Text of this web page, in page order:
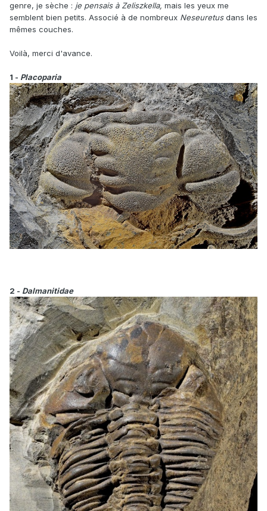
genre, je sèche : je pensais à Zeliszkella, mais les yeux me
semblent bien petits. Associé à de nombreux Neseuretusdans les
mêmes couches.
Voilà, merci d'avance.
1 - Placoparia
2 - Dalmanitidae